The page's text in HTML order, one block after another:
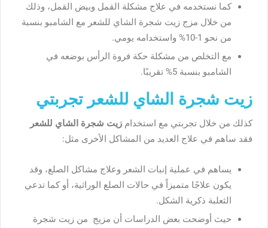
كما نستخدمه في علاج مشكلة القمل وبيض القمل، وذلك
من خلال مزج زيت شجرة الشاي للشعر مع الشامبو بنسبة
من نحو 1-10% واستخدامه يومي.
مع التخلص من مشكلة حكة فروة الرأس بوضعه في
الشامبو بنسبة 5% تقريبًا.
زيت شجرة الشاي للشعر تجربتي
كذلك من خلال تجربتي مع استخدام زيت شجرة الشاي للشعر
فقد ساهم في علاج العديد من المشاكل الأخرى مثل:
يساهم في عملية إنبات الشعر وعلاج مشاكل الصلع، وقد
يكون علاجًا متميزاً في حالات الصلع الوراثية، أو كما تدعي
الثعلبة ذكرية الشكل.
حيث أوضحت بعض الدراسات أن مزيج من زيت شجرة